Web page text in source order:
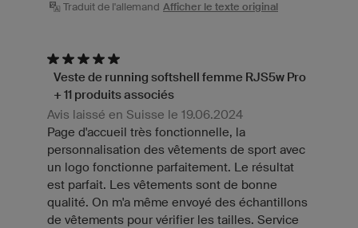
Traduit de l'allemand Afficher le texte original
Veste de running softshell femme RJS5w Pro
+ 11 produits associés
Avis laissé en Suisse le 19.06.2024
Page d'accueil très fonctionnelle, la
personnalisation des vêtements de sport avec
un logo fonctionne parfaitement. Le résultat
est parfait. Les vêtements sont de bonne
qualité. On m'a même envoyé des échantillons
de vêtements pour vérifier les tailles. Service